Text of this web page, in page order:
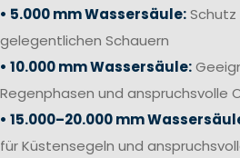
• 5.000 mm Wassersäule:
gelegentlichen Schauern
• 10.000 mm Wassersäule:
Regenphasen und anspruchsvolle
• 15.000–20.000 mm
für Küstensegeln und